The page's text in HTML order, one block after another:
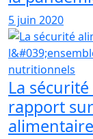
5 juin 2020
La
rapport